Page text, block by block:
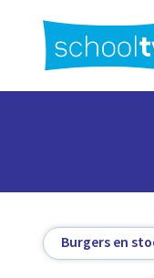
hoofdinhoud
Burgers en